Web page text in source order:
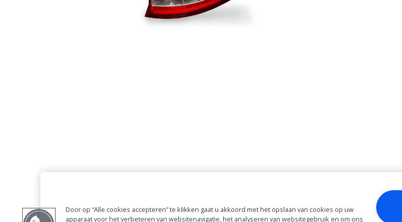
Door op “Alle cookies accepteren” te klikken gaat u akkoord met het opslaan van cookies op uw
apparaat voor het verbeteren van websitenavigatie, het analyseren van websitegebruik en om ons